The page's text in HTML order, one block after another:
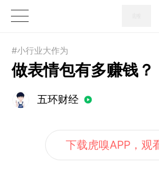
1X
#小行业大作为
做表情包有多赚钱？
五环财经
下载虎嗅APP，观